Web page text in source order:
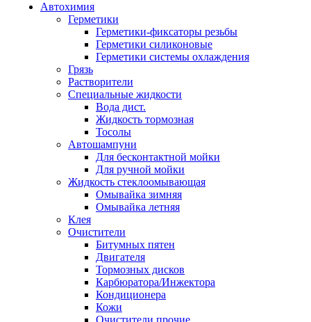
Автохимия
Герметики
Герметики-фиксаторы резьбы
Герметики силиконовые
Герметики системы охлаждения
Грязь
Растворители
Специальные жидкости
Вода дист.
Жидкость тормозная
Тосолы
Автошампуни
Для бесконтактной мойки
Для ручной мойки
Жидкость стеклоомывающая
Омывайка зимняя
Омывайка летняя
Клея
Очистители
Битумных пятен
Двигателя
Тормозных дисков
Карбюратора/Инжектора
Кондиционера
Кожи
Очистители прочие